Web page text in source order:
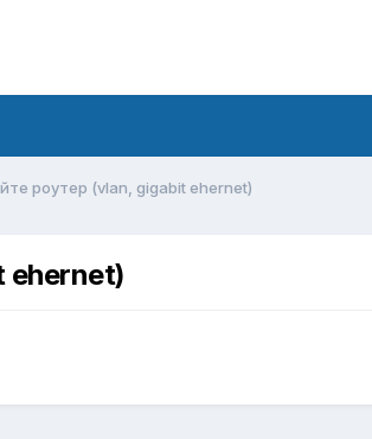
роутер (vlan, gigabit ehernet)
ehernet)